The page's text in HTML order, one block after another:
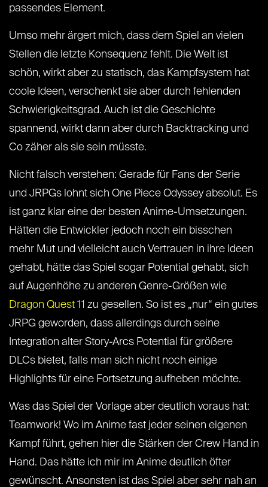
passendes Element.
Umso mehr ärgert mich, dass dem Spiel an vielen
Stellen die letzte Konsequenz fehlt. Die Welt ist
schön, wirkt aber zu statisch, das Kampfsystem hat
coole Ideen, verschenkt sie aber durch fehlenden
Schwierigkeitsgrad. Auch ist die Geschichte
spannend, wirkt dann aber durch Backtracking und
Co zäher als sie sein müsste.
Nicht falsch verstehen: Gerade für Fans der Serie
und JRPGs lohnt sich One Piece Odyssey absolut. Es
ist ganz klar eine der besten Anime-Umsetzungen.
Hätten die Entwickler jedoch noch ein bisschen
mehr Mut und vielleicht auch Vertrauen in ihre Ideen
gehabt, hätte das Spiel sogar Potential gehabt, sich
auf Augenhöhe zu anderen Genre-Größen wie
Dragon Quest 11 zu gesellen. So ist es „nur“ ein gutes
JRPG geworden, dass allerdings durch seine
Integration alter Story-Arcs Potential für größere
DLCs bietet, falls man sich nicht noch einige
Highlights für eine Fortsetzung aufheben möchte.
Was das Spiel der Vorlage aber deutlich voraus hat:
Teamwork! Wo im Anime fast jeder seinen eigenen
Kampf führt, gehen hier die Stärken der Crew Hand in
Hand. Das hätte ich mir im Anime deutlich öfter
gewünscht. Ansonsten ist das Spiel aber sehr nah an